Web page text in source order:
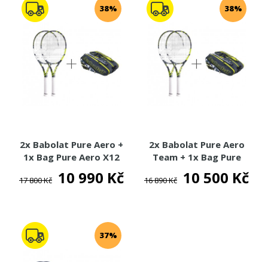
BABOLAT
TECNIFIBRE
PRO KENNEX
DUNLOP
TENISOVÉ VÝPLETY
TENISOVÉ TAŠKY
TENISOVÁ OBUV
38%
2x Babolat Pure Aero +
1x Bag Pure Aero X12
17 800 Kč 10 990 Kč
38%
2x Babolat Pure Aero
Team + 1x Bag Pure
16 890 Kč 10 500 Kč
37%